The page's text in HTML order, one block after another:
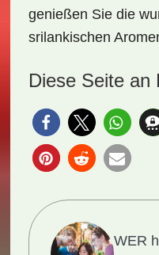
genießen Sie die
srilankischen
Diese Seite an
WER